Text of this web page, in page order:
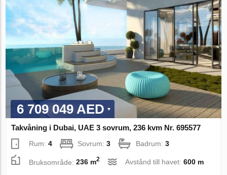
6 709 049 AED
Takvåning i Dubai, UAE 3 sovrum, 236 kvm Nr. 695577
Rum:4 Sovrum:3 Badrum:3
Bruksområde:236 m2 Avstånd till havet:600 m